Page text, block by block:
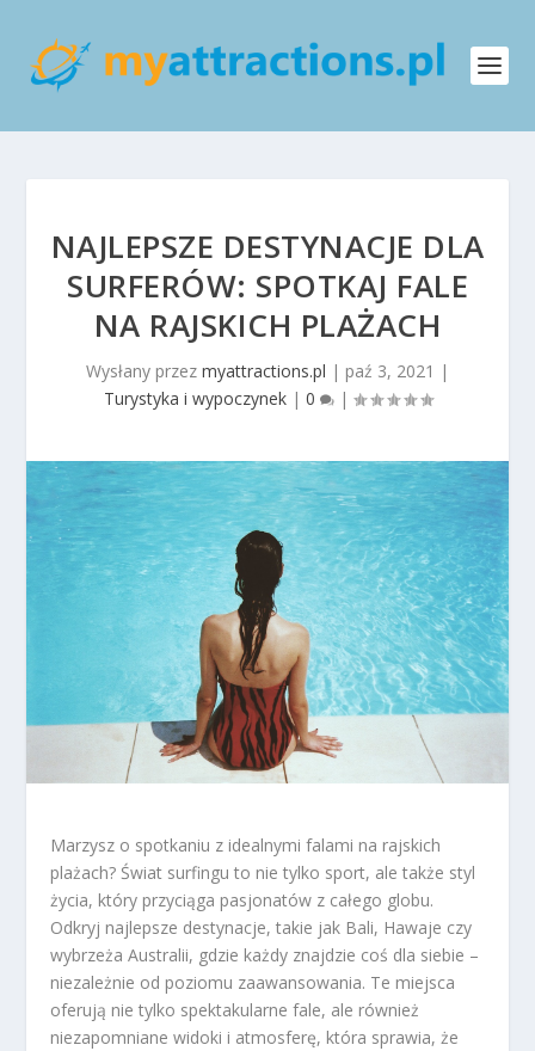
NAJLEPSZE DESTYNACJE DLA
SURFERÓW: SPOTKAJ FALE
NA RAJSKICH PLAŻACH
Wysłany przez myattractions.pl | paź 3, 2021 |
Turystyka i wypoczynek| 0 |
Marzysz o spotkaniu z idealnymi falami na rajskich
plażach? Świat surfingu to nie tylko sport, ale także styl
życia, który przyciąga pasjonatów z całego globu.
Odkryj najlepsze destynacje, takie jak Bali, Hawaje czy
wybrzeża Australii, gdzie każdy znajdzie coś dla siebie –
niezależnie od poziomu zaawansowania. Te miejsca
oferują nie tylko spektakularne fale, ale również
niezapomniane widoki i atmosferę, która sprawia, że